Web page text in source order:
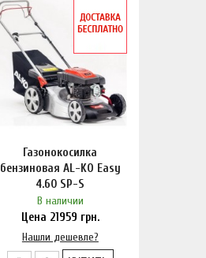
Газонокосилка
бензиновая AL-KO Easy
4.60 SP-S
В наличии
Цена 21959 грн.
Нашли дешевле?